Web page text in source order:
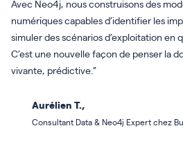
Avec Neo4j, nous construisons des
numériques capables d’identifier les
simuler des scénarios d’exploitation en
C’est une nouvelle façon de penser la
vivante, prédictive.”
Aurélien T.,
Consultant Data & Neo4j Expert chez